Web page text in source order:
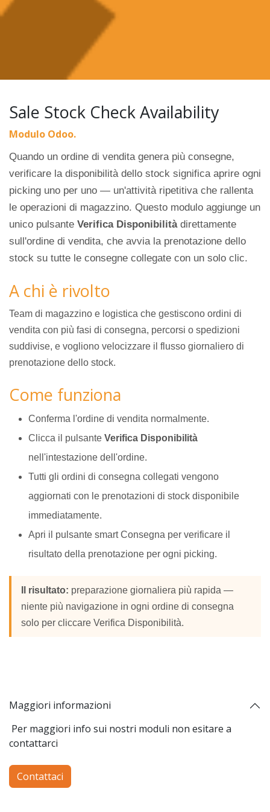
Sale Stock Check Availability
Modulo Odoo.
Quando un ordine di vendita genera più consegne,
verificare la disponibilità dello stock significa aprire ogni
picking uno per uno — un'attività ripetitiva che rallenta
le operazioni di magazzino. Questo modulo aggiunge un
unico pulsante Verifica Disponibilitàdirettamente
sull'ordine di vendita, che avvia la prenotazione dello
stock su tutte le consegne collegate con un solo clic.
A chi è rivolto
Team di magazzino e logistica che gestiscono ordini di
vendita con più fasi di consegna, percorsi o spedizioni
suddivise, e vogliono velocizzare il flusso giornaliero di
prenotazione dello stock.
Come funziona
Conferma l'ordine di vendita normalmente.
Clicca il pulsante Verifica Disponibilità
nell'intestazione dell'ordine.
Tutti gli ordini di consegna collegati vengono
aggiornati con le prenotazioni di stock disponibile
immediatamente.
Apri il pulsante smart Consegna per verificare il
risultato della prenotazione per ogni picking.
Il risultato: preparazione giornaliera più rapida —
niente più navigazione in ogni ordine di consegna
solo per cliccare Verifica Disponibilità.
Maggiori informazioni
Per maggiori info sui nostri moduli non esitare a
contattarci
Contattaci